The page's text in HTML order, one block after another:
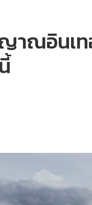
ณอินเท